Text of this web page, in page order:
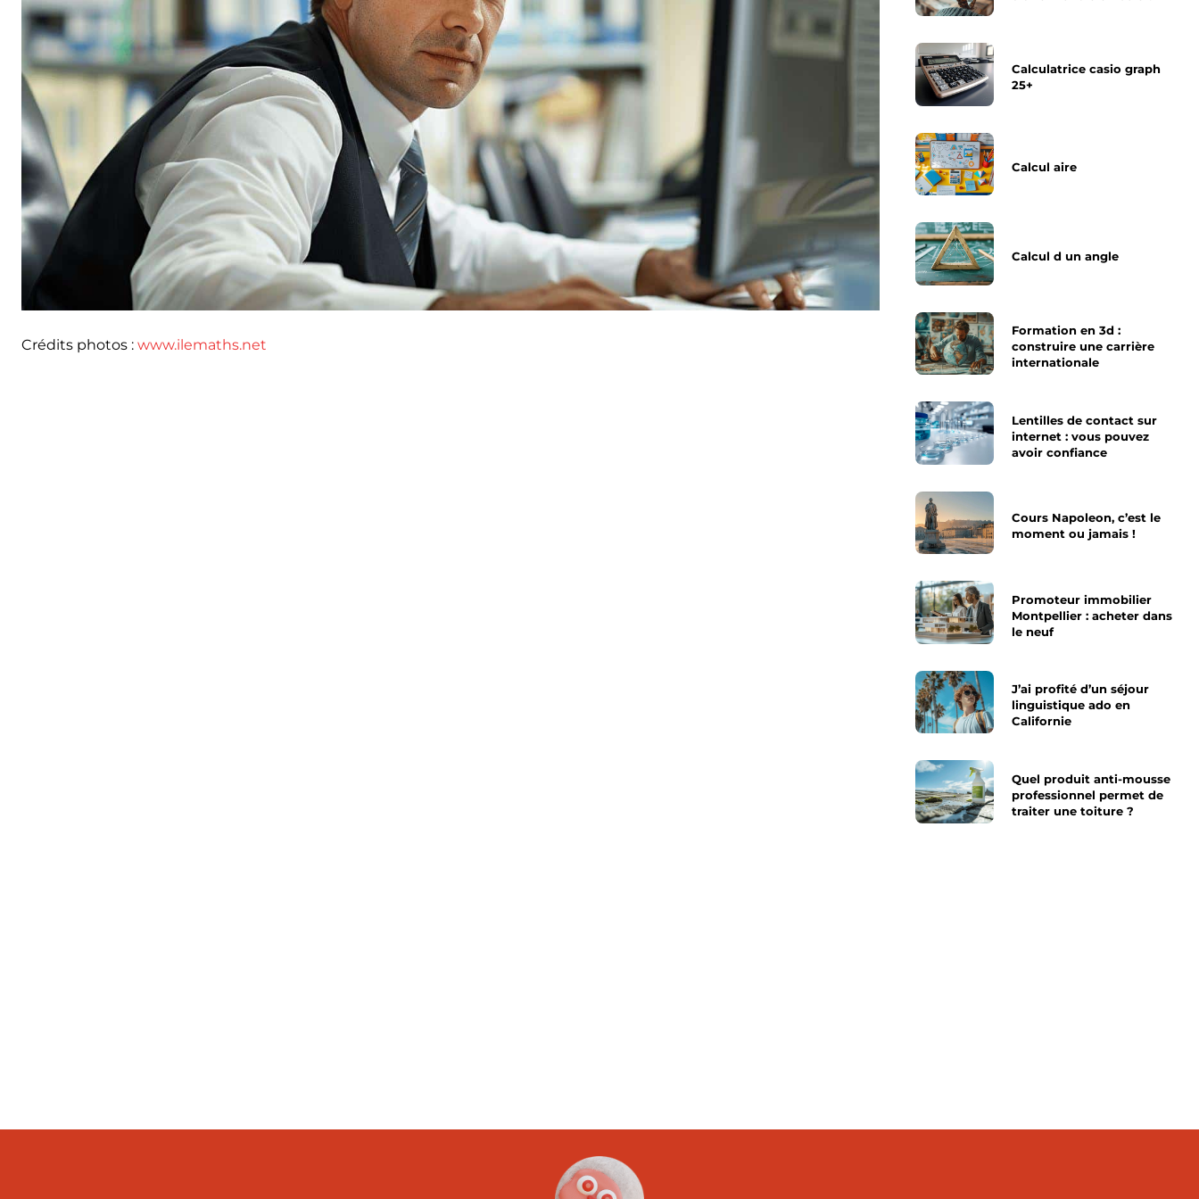
Crédits photos : www.ilemaths.net
Calculatrice casio graph
25+
Calcul aire
Calcul d un angle
Formation en 3d :
construire une carrière
internationale
Lentilles de contact sur
internet : vous pouvez
avoir confiance
Cours Napoleon, c’est le
moment ou jamais !
Promoteur immobilier
Montpellier : acheter dans
le neuf
J’ai profité d’un séjour
linguistique ado en
Californie
Quel produit anti-mousse
professionnel permet de
traiter une toiture ?